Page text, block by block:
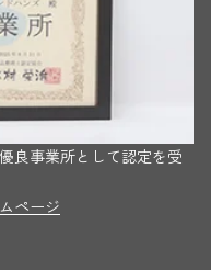
良事業所として認定を受
ページ